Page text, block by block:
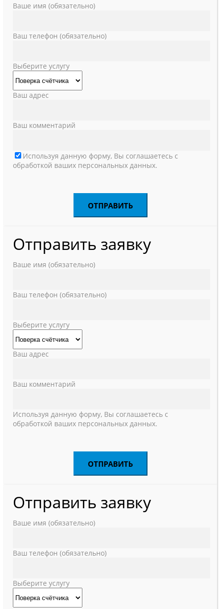
Ваше имя (обязательно)
Ваш телефон (обязательно)
Выберите услугу
Ваш адрес
Ваш комментарий
Используя данную форму, Вы соглашаетесь с
обработкой ваших персональных данных.
Отправить заявку
Ваше имя (обязательно)
Ваш телефон (обязательно)
Выберите услугу
Ваш адрес
Ваш комментарий
Используя данную форму, Вы соглашаетесь с
обработкой ваших персональных данных.
Отправить заявку
Ваше имя (обязательно)
Ваш телефон (обязательно)
Выберите услугу